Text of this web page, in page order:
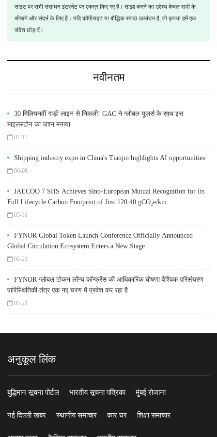
साइट पर सभी संसाधन इंटरनेट पर एकत्र किए गए हैं। साझा करने का उद्देश्य केवल सभी के
सीखने और संदर्भ के लिए है। यदि कॉपीराइट या बौद्धिक संपदा उल्लंघन है, तो कृपया हमें एक
संदेश छोड़ दें।
नवीनतम
30 मिलियनवीं गाड़ी लाइन से निकली! GAC ने ग्लोबल यूज़र्स के साथ इस
माइलस्टोन का जश्न मनाया
07-17
Shipping industry expo in China's Tianjin highlights AI opportunities
06-08
JAECOO 7 SHS Achieves Sino-European Mutual Recognition for Its
Full Lifecycle Carbon Footprint of Just 120.40 gCO₂e/km
05-31
FYNOR Global Token Launch Conference Officially Announced
Global Circulation Ecosystem Enters a New Stage
05-21
FYNOR ग्लोबल टोकन लॉन्च कॉन्फ्रेंस की आधिकारिक घोषणा वैश्विक परिसंचरण
पारिस्थितिकी तंत्र एक नए चरण में प्रवेश कर रहा है
05-21
अनुकूल लिंक
बुद्धिमान सूचना पोर्टल भारतीय सूचना पत्रिका मुंबई रोजाना
नई दिल्ली खबर स्थानीय समाचार कार घर शिक्षा समाचार